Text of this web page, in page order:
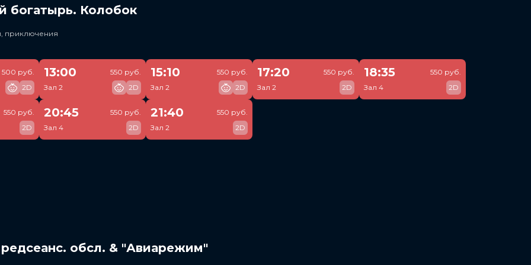
богатырь. Колобок
приключения
500 руб.
2D
13:00
Зал 2
550 руб.
2D
15:10
Зал 2
550 руб.
2D
17:20
Зал 2
550 руб.
2D
18:35
Зал 4
550 руб.
2D
550 руб.
2D
20:45
Зал 4
550 руб.
2D
21:40
Зал 2
550 руб.
2D
обсл. & "Авиарежим"